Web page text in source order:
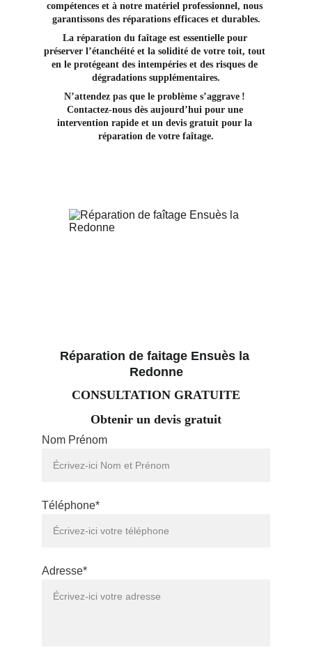
CONSULTATION GRATUITE
Obtenir un devis gratuit
Nom Prénom
Téléphone*
Adresse*
compétences et à notre matériel professionnel, nous
garantissons des réparations efficaces et durables.
La réparation du faîtage est essentielle pour
préserver l’étanchéité et la solidité de votre toit, tout
en le protégeant des intempéries et des risques de
dégradations supplémentaires.
N’attendez pas que le problème s’aggrave !
Contactez-nous dès aujourd’hui pour une
intervention rapide et un devis gratuit pour la
réparation de votre faîtage.
Réparation de faitage Ensuès la
Redonne